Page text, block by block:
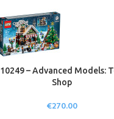
10249 – Advanced Models:
Shop
€270.00